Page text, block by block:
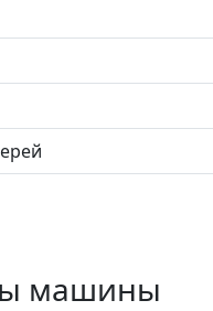
машины